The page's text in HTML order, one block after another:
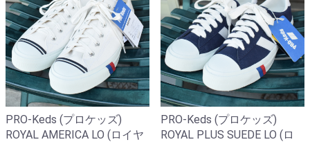
PRO-Keds (プロケッズ)
ROYAL AMERICA LO (ロイヤ
PRO-Keds (プロケッズ)
ROYAL PLUS SUEDE LO (ロ